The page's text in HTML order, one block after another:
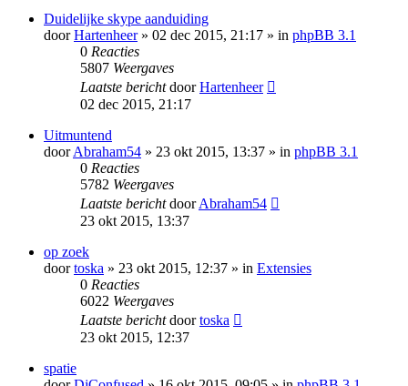
Duidelijke skype aanduiding
doorHartenheer» 02 dec 2015, 21:17 » in phpBB 3.1
0 Reacties
5807 Weergaves
Laatste berichtdoorHartenheer
02 dec 2015, 21:17
Uitmuntend
doorAbraham54 » 23 okt 2015, 13:37 » in phpBB 3.1
0 Reacties
5782 Weergaves
Laatste berichtdoorAbraham54
23 okt 2015, 13:37
op zoek
doortoska » 23 okt 2015, 12:37 » in Extensies
0 Reacties
6022 Weergaves
Laatste berichtdoortoska
23 okt 2015, 12:37
spatie